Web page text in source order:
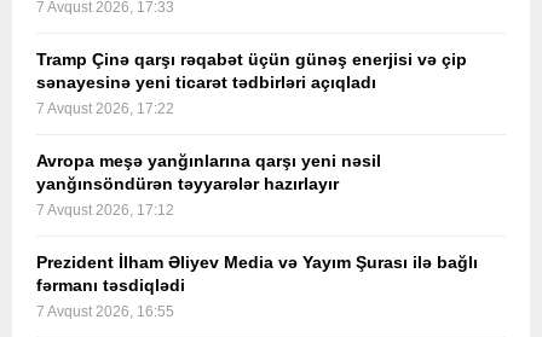
7 Avqust 2026, 17:33
Tramp Çinə qarşı rəqabət üçün günəş enerjisi və çip
sənayesinə yeni ticarət tədbirləri açıqladı
7 Avqust 2026, 17:22
Avropa meşə yanğınlarına qarşı yeni nəsil
yanğınsöndürən təyyarələr hazırlayır
7 Avqust 2026, 17:12
Prezident İlham Əliyev Media və Yayım Şurası ilə bağlı
fərmanı təsdiqlədi
7 Avqust 2026, 16:55